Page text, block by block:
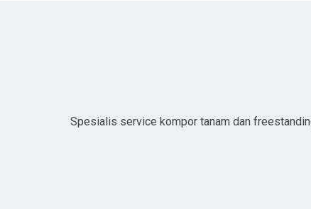
Spesialis service kompor tanam dan